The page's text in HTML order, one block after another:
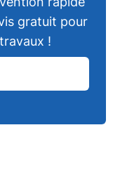
gratuit pour
!